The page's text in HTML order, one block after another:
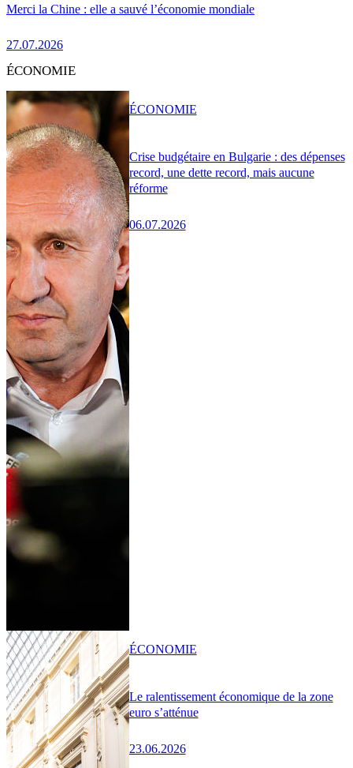
Merci la Chine : elle a sauvé l’économie mondiale
27.07.2026
ÉCONOMIE
Crise budgétaire en Bulgarie : des dépenses
record, une dette record, mais aucune
réforme
06.07.2026
ÉCONOMIE
Le ralentissement économique de la zone
euro s’atténue
23.06.2026
ÉCONOMIE